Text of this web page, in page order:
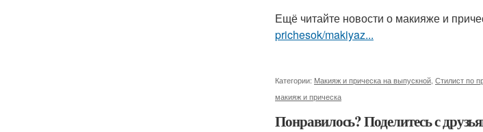
Ещё читайте новости о макияже и
prichesok/makiyaz...
Категории: Макияж и прическа на выпускной Стилист по
макияж и прическа
Понравилось? Поделитесь с